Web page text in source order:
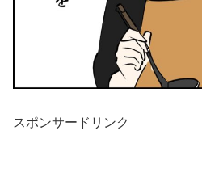
スポンサードリンク